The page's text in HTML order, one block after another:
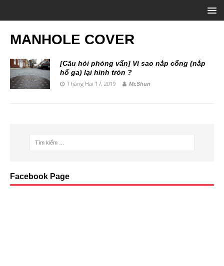
MANHOLE COVER
[Câu hỏi phỏng vấn] Vì sao nắp cống (nắp
hố ga) lại hình tròn ?
Tháng Hai 17, 2019 Mr.Shun
Facebook Page